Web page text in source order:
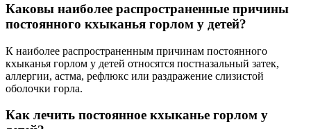
Каковы наиболее распространенные причины
постоянного кхыканья горлом у детей?
К наиболее распространенным причинам постоянного
кхыканья горлом у детей относятся постназальный затек,
аллергии, астма, рефлюкс или раздражение слизистой
оболочки горла.
Как лечить постоянное кхыканье горлом у